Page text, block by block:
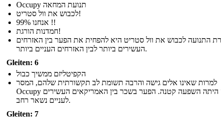
Occupy תנועת המחאה
לכבוש את וול סטריט!
אנחנו 99% !!
חמדנות הורגת!
התנועה לכבוש את וול סטריט היא להפחית את הפער בין האזרחים
העשירים ביותר לבין האזרחים העניים ביותר.
Gleiten: 6
הקפיטליזם ממשיך כבול
למרות שאינו אלים גישה והרבה תשומת לב תקשורתית שלהם, המסר
Occupy כנראה היתה השפעה קטנה. הפער בשכר בין האמריקאים העשירים
לעניים נשאר רחב.
Gleiten: 7